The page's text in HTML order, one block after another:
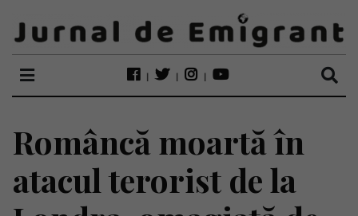
Româncă moartă în
atacul terorist de la